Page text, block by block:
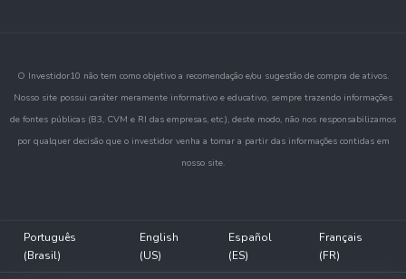
O Investidor10 não tem como objetivo a recomendação e/ou sugestão de compra de ativos.
Nosso site possui caráter meramente informativo e educativo, sempre trazendo informações
de fontes públicas (B3, CVM e RI das empresas, etc.), deste modo, não nos responsabilizamos
por qualquer decisão que o investidor venha a tomar a partir das informações contidas em
nosso site.
Português
(Brasil)
English
(US)
Español
(ES)
Français
(FR)